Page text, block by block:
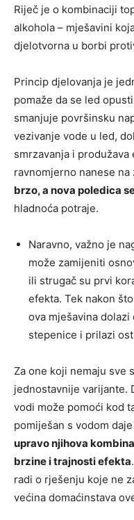
Riječ je o kombinaciji
alkohola – mješavini
djelotvorna u borbi
Princip djelovanja je
pomaže da se led
smanjuje površinsku
vezivanje vode u led,
smrzavanja i produžava
ravnomjerno nanese
brzo, a nova poledica
hladnoća potraje.
Naravno, važno je
može zamijeniti
ili strugač su prvi
efekta. Tek nakon
ova mješavina
stepenice i prilazi
Za one koji nemaju sve
jednostavnije varijante.
vodi može pomoći kod
pomiješan s vodom
upravo njihova
brzine i trajnosti efekta
radi o rješenju koje ne
većina domaćinstava